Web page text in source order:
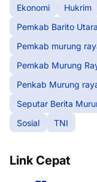
Ekonomi
Hukrim
Pemkab Barito Utara
Pemkab murung
Pemkab Murung
Penkab Murung
Seputar Berita
Sosial
TNI
Link Cepat